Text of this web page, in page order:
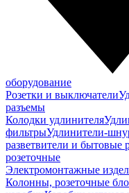
оборудование
Розетки и выключатели
разъемы
Колодки удлинителя
фильтрыУдлинители-
разветвители и бытовые
розеточные
Электромонтажные
Колонны, розеточные